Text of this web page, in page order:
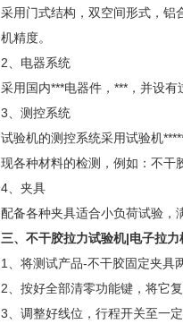
采用门式结构，双空间形式，铝
机精度。
2、电器系统
采用国内***电器件，***，并设
3、测控系统
试验机的测控系统采用试验机
现各种材料的检测，例如：不干
4、夹具
配备各种夹具适合小负荷试验，
三、 不干胶拉力试验机|电子拉力
1、将测试产品-不干胶固定夹具
2、按好全部清零功能键，将它复
3、调整好线位，行程开关至一定